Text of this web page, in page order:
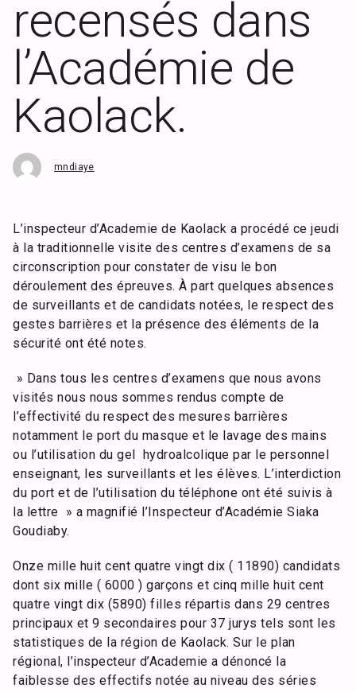
recensés dans
l’Académie de
Kaolack.
mndiaye
L’inspecteur d’Academie de Kaolack a procédé ce jeudi
à la traditionnelle visite des centres d’examens de sa
circonscription pour constater de visu le bon
déroulement des épreuves. À part quelques absences
de surveillants et de candidats notées, le respect des
gestes barrières et la présence des éléments de la
sécurité ont été notes.
» Dans tous les centres d’examens que nous avons
visités nous nous sommes rendus compte de
l’effectivité du respect des mesures barrières
notamment le port du masque et le lavage des mains
ou l’utilisation du gel hydroalcolique par le personnel
enseignant, les surveillants et les élèves. L’interdiction
du port et de l’utilisation du téléphone ont été suivis à
la lettre » a magnifié l’Inspecteur d’Académie Siaka
Goudiaby.
Onze mille huit cent quatre vingt dix ( 11890) candidats
dont six mille ( 6000 ) garçons et cinq mille huit cent
quatre vingt dix (5890) filles répartis dans 29 centres
principaux et 9 secondaires pour 37 jurys tels sont les
statistiques de la région de Kaolack. Sur le plan
régional, l’inspecteur d’Academie a dénoncé la
faiblesse des effectifs notée au niveau des séries